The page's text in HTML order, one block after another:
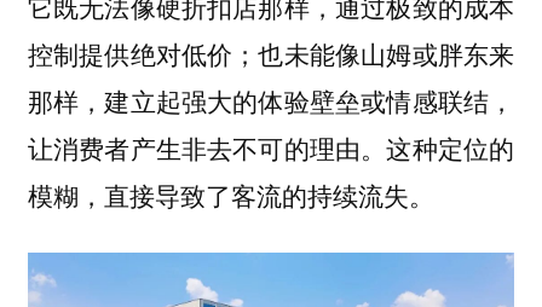
控制提供绝对低价；也未能像山姆或胖东来
那样，建立起强大的体验壁垒或情感联结，
让消费者产生非去不可的理由。这种定位的
模糊，直接导致了客流的持续流失。